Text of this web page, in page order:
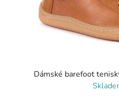
Dámské barefoot